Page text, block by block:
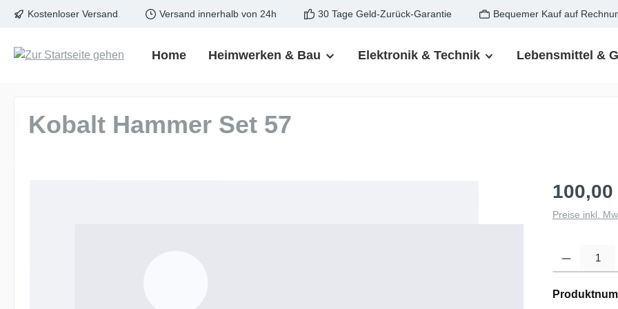
Zur Hauptnavigation springen
Kostenloser Versand Versand innerhalb von 24h 30 Tage Geld-Zurück-Garantie Bequemer Kauf auf
Home Heimwerken & Bau Elektronik & Technik Lebensmittel &
Kobalt Hammer Set 57
100,00
Preise inkl.